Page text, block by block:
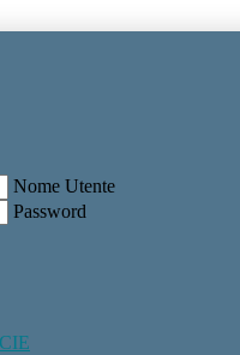
Nome Utente
Password